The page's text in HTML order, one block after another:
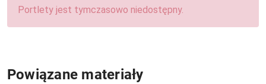
Portlety jest tymczasowo niedostępny.
Powiązane materiały